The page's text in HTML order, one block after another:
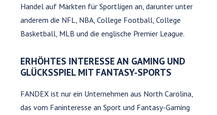
Handel auf Märkten für Sportligen an, darunter unter
anderem die NFL, NBA, College Football, College
Basketball, MLB und die englische Premier League.
ERHÖHTES INTERESSE AN GAMING UND
GLÜCKSSPIEL MIT FANTASY-SPORTS
FANDEX ist nur ein Unternehmen aus North Carolina,
das vom Faninteresse an Sport und Fantasy-Gaming